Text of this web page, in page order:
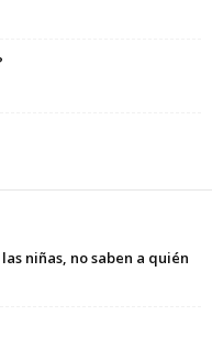
niñas, no saben a quién